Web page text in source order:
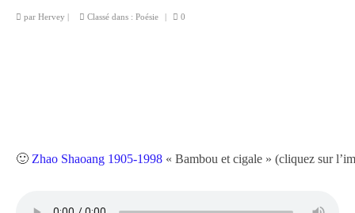
Peinture : Cartes et Itinéraires
par Hervey | Classé dans : Poésie | 0
🙂Zhao Shaoang 1905-1998 « Bambou et cigale » (cliquez sur